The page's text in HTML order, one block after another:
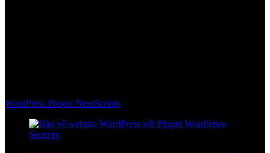
WordPress Plugin NextScripts